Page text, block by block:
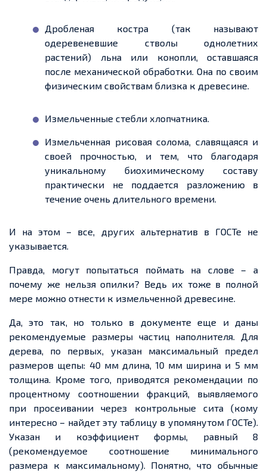
Дробленая костра (так называют
одеревеневшие стволы однолетних
растений) льна или конопли, оставшаяся
после механической обработки. Она по своим
физическим свойствам близка к древесине.
Измельченные стебли хлопчатника.
Измельченная рисовая солома, славящаяся и
своей прочностью, и тем, что благодаря
уникальному биохимическому составу
практически не поддается разложению в
течение очень длительного времени.
И на этом – все, других альтернатив в ГОСТе не
указывается.
Правда, могут попытаться поймать на слове – а
почему же нельзя опилки? Ведь их тоже в полной
мере можно отнести к измельченной древесине.
Да, это так, но только в документе еще и даны
рекомендуемые размеры частиц наполнителя. Для
дерева, по первых, указан максимальный предел
размеров щепы: 40 мм длина, 10 мм ширина и 5 мм
толщина. Кроме того, приводятся рекомендации по
процентному соотношении фракций, выявляемого
при просеивании через контрольные сита (кому
интересно – найдет эту таблицу в упомянутом ГОСТе).
Указан и коэффициент формы, равный 8
(рекомендуемое соотношение минимального
размера к максимальному). Понятно, что обычные